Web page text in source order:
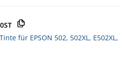
für EPSON 502, 502XL, E502XL,